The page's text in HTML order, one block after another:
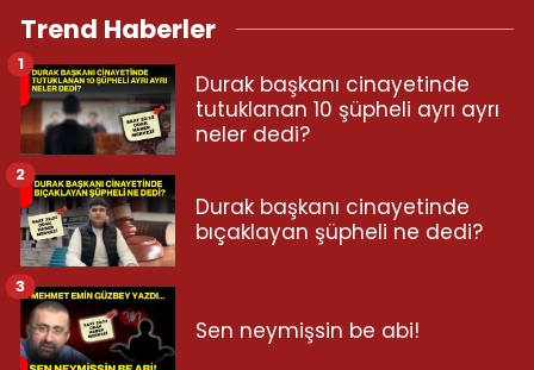
Trend Haberler
Durak başkanı cinayetinde
tutuklanan 10 şüpheli ayrı ayrı
neler dedi?
1
Durak başkanı cinayetinde
bıçaklayan şüpheli ne dedi?
2
Sen neymişsin be abi!
3